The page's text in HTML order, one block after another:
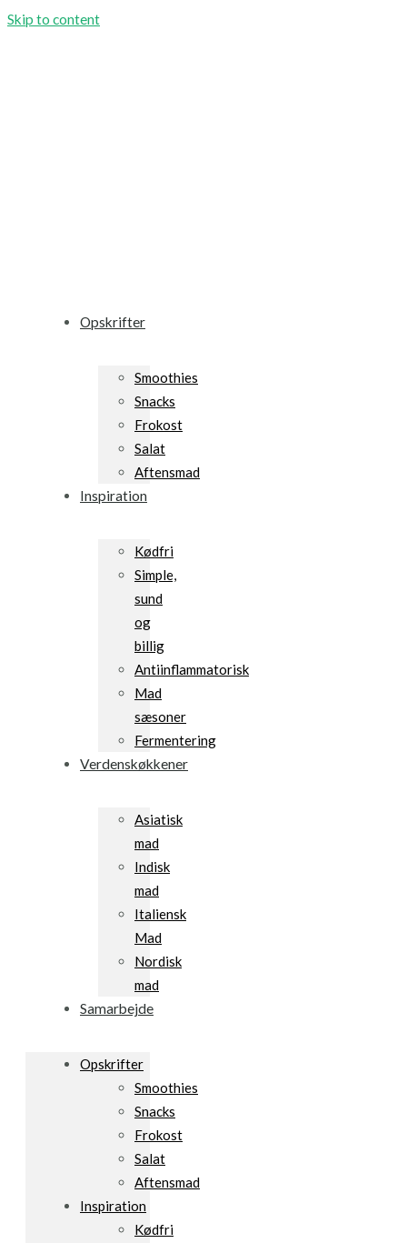
Skip to content
Opskrifter
Smoothies
Snacks
Frokost
Salat
Aftensmad
Inspiration
Kødfri
Simple,
sund
og
billig
Antiinflammatorisk
Mad
sæsoner
Fermentering
Verdenskøkkener
Asiatisk
mad
Indisk
mad
Italiensk
Mad
Nordisk
mad
Samarbejde
Opskrifter
Smoothies
Snacks
Frokost
Salat
Aftensmad
Inspiration
Kødfri